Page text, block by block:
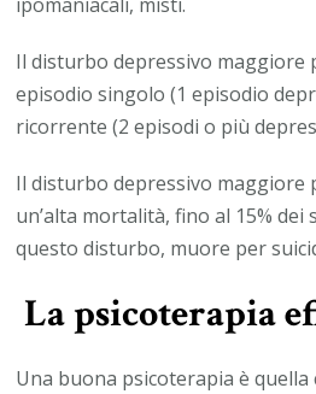
Il disturbo depressivo maggiore
episodio singolo (1 episodio
ricorrente (2 episodi o più
Il disturbo depressivo maggiore
un’alta mortalità, fino al 15%
questo disturbo, muore per
La psicoterapia
Una buona psicoterapia è quella